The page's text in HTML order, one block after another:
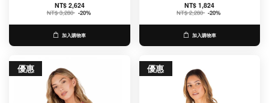
NT$ 2,624
NT$ 3,280 -20%
加入購物車
NT$ 1,824
NT$ 2,280 -20%
加入購物車
優惠 優惠